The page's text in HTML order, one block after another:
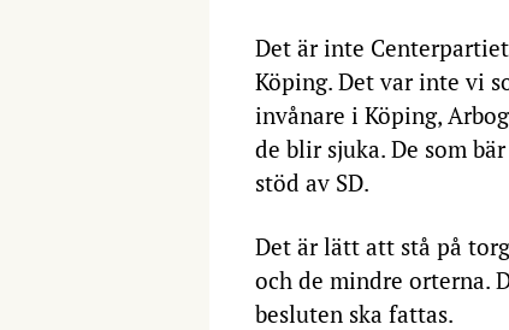
Det är inte
Köping. Det var inte vi
invånare i Köping,
de blir sjuka. De som
stöd av SD.
Det är lätt att stå på
och de mindre orterna.
besluten ska fattas.